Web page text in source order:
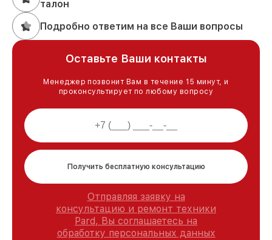
талон
Подробно ответим на все Ваши вопросы
Оставьте Ваши контакты
Менеджер позвонит Вам в течение 15 минут, и
проконсультирует по любому вопросу
Получить бесплатную консультацию
Отправляя заявку на
консультацию и ремонт техники
Pard, Вы соглашаетесь на
обработку персональных данных